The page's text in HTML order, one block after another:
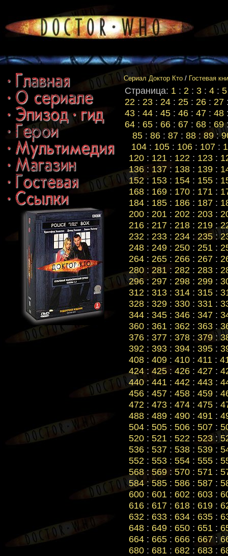
Сериал Доктор Кто / Гостевая
Страница: 1 : 2 : 3 : 4 : 5
22 : 23 : 24 : 25 : 26 : 27
43 : 44 : 45 : 46 : 47 : 48
64 : 65 : 66 : 67 : 68 : 69
85 : 86 : 87 : 88 : 89 :
104 : 105 : 106 : 107 :
120: 121 : 122 : 123:
136: 137: 138: 139:
152 : 153: 154: 155:
168: 169: 170: 171 :
184: 185: 186: 187:
200 : 201 : 202 : 203 :
216: 217: 218: 219:
232 : 233: 234: 235:
248: 249: 250: 251 :
264: 265: 266: 267:
280: 281 : 282 : 283:
296 : 297 : 298 : 299 :
312 : 313: 314: 315:
328: 329: 330: 331 :
344: 345: 346: 347:
360: 361 : 362 : 363:
376: 377: 378: 379:
392 : 393: 394: 395:
408 : 409 : 410 : 411 :
424: 425: 426: 427:
440: 441 : 442 : 443:
456: 457: 458: 459:
472 : 473: 474: 475:
488: 489: 490: 491 :
504 : 505 : 506 : 507 :
520: 521 : 522 : 523:
536: 537: 538: 539:
552 : 553: 554: 555:
568: 569: 570: 571 :
584: 585: 586: 587:
600 : 601 : 602 : 603 :
616: 617: 618: 619:
632 : 633: 634: 635:
648: 649: 650: 651 :
664: 665: 666: 667:
680: 681 : 682 : 683: